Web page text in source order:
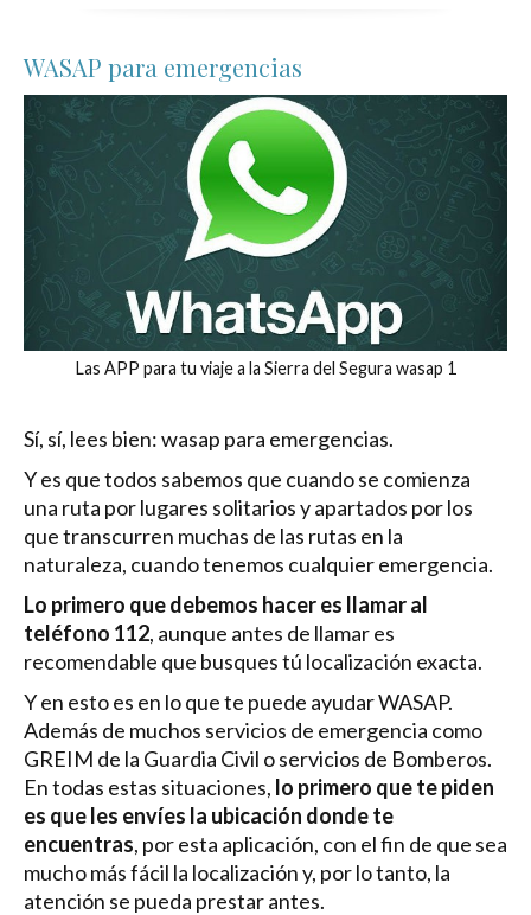
WASAP para emergencias
Las APP para tu viaje a la Sierra del Segura wasap 1
Sí, sí, lees bien: wasap para emergencias.
Y es que todos sabemos que cuando se comienza
una ruta por lugares solitarios y apartados por los
que transcurren muchas de las rutas en la
naturaleza, cuando tenemos cualquier emergencia.
Lo primero que debemos hacer es llamar al
teléfono 112, aunque antes de llamar es
recomendable que busques tú localización exacta.
Y en esto es en lo que te puede ayudar WASAP.
Además de muchos servicios de emergencia como
GREIM de la Guardia Civil o servicios de Bomberos.
En todas estas situaciones, lo primero que te piden
es que les envíes la ubicación donde te
encuentras, por esta aplicación, con el fin de que sea
mucho más fácil la localización y, por lo tanto, la
atención se pueda prestar antes.